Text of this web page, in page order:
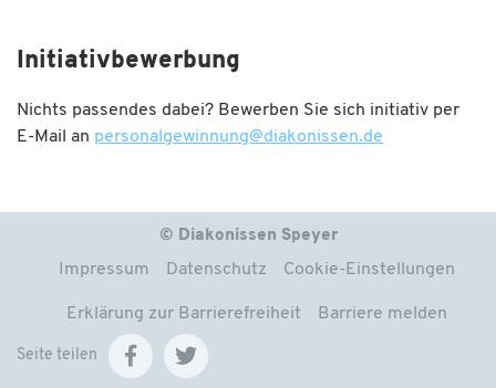
Initiativbewerbung
Nichts passendes dabei? Bewerben Sie sich initiativ per
E-Mail an personalgewinnung@diakonissen.de
© Diakonissen Speyer
Impressum Datenschutz Cookie-Einstellungen
Erklärung zur Barrierefreiheit Barriere melden
Seite teilen